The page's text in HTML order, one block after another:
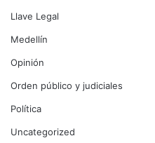
Llave Legal
Medellín
Opinión
Orden público y judiciales
Política
Uncategorized